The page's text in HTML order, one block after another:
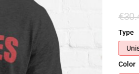
Type
Color